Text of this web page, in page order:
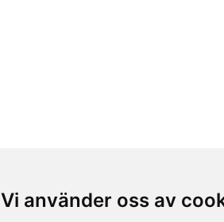
Vi använder oss av